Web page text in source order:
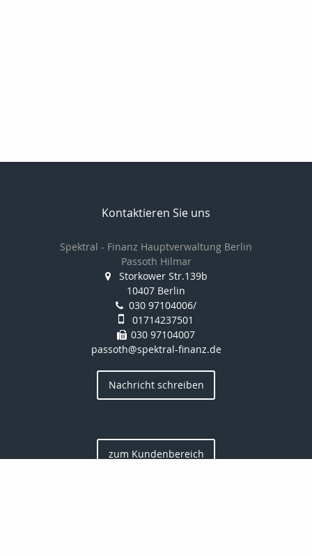
Kontaktieren Sie uns
Spektral - Finanz Hauptverwaltung Berlin
Passoth Hilmar
Storkower Str.139b
10407 Berlin
030 97104006/
01714237501
030 97104007
passoth@spektral-finanz.de
Nachricht schreiben
zum Kundenbereich